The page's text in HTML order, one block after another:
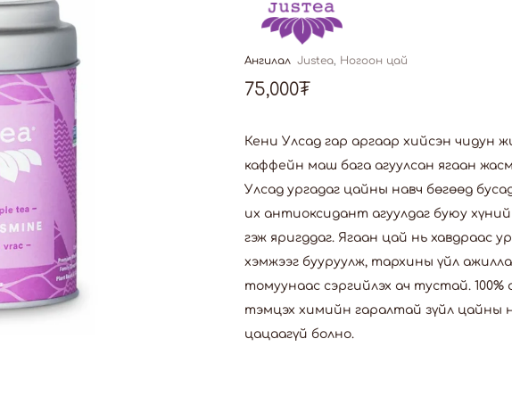
Ангилал Justea Ногоон цай
75,000₮
Кени Улсад гар аргаар хийсэн чидун
каффейн маш бага агуулсан ягаан
Улсад ургадаг цайны навч бөгөөд
их антиоксидант агуулдаг буюу
гэж яригддаг. Ягаан цай нь хавдраас
хэмжээг бууруулж, тархины үйл
томуунаас сэргийлэх ач тустай.
тэмцэх химийн гаралтай зүйл цайны
цацаагүй болно.